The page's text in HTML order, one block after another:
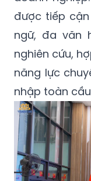
được tiếp
ngữ, đa văn
nghiên cứu,
năng lực
nhập toàn